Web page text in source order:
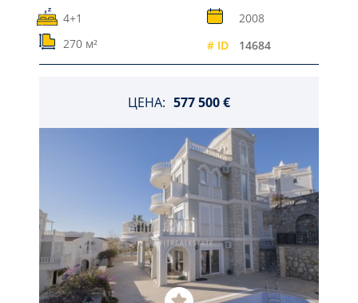
4+1
2008
270 м²
# ID 14684
ЦЕНА: 577 500 €